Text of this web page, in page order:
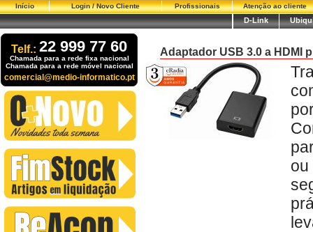
Início Login / Novo Cliente Profissionais Atenção ao cliente
D-Link
Telf.: 22 999 77 60
Chamada para a rede fixa nacional
Chamada para a rede móvel nacional
comercial@medio-informatico.pt
Adaptador USB 3.0 a HDMI